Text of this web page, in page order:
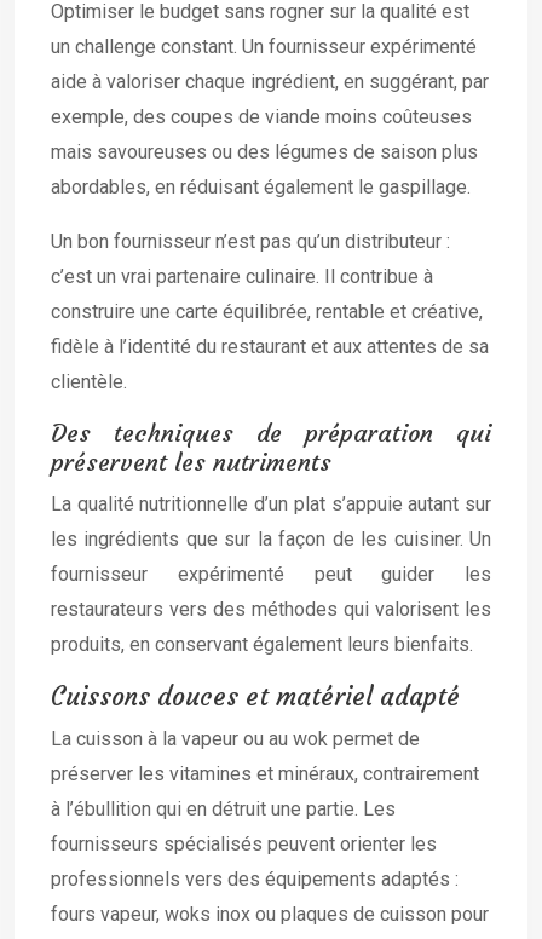
Optimiser le budget sans rogner sur la qualité est
un challenge constant. Un fournisseur expérimenté
aide à valoriser chaque ingrédient, en suggérant, par
exemple, des coupes de viande moins coûteuses
mais savoureuses ou des légumes de saison plus
abordables, en réduisant également le gaspillage.
Un bon fournisseur n’est pas qu’un distributeur :
c’est un vrai partenaire culinaire. Il contribue à
construire une carte équilibrée, rentable et créative,
fidèle à l’identité du restaurant et aux attentes de sa
clientèle.
Des techniques de préparation qui
préservent les nutriments
La qualité nutritionnelle d’un plat s’appuie autant sur
les ingrédients que sur la façon de les cuisiner. Un
fournisseur expérimenté peut guider les
restaurateurs vers des méthodes qui valorisent les
produits, en conservant également leurs bienfaits.
Cuissons douces et matériel adapté
La cuisson à la vapeur ou au wok permet de
préserver les vitamines et minéraux, contrairement
à l’ébullition qui en détruit une partie. Les
fournisseurs spécialisés peuvent orienter les
professionnels vers des équipements adaptés :
fours vapeur, woks inox ou plaques de cuisson pour